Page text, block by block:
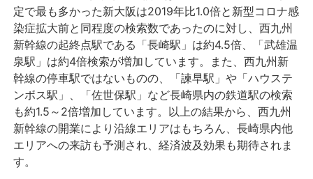
定で最も多かった新大阪は2019年比1.0倍と新型コロナ感
染症拡大前と同程度の検索数であったのに対し、西九州
新幹線の起終点駅である「長崎駅」は約4.5倍、「武雄温
泉駅」は約4倍検索が増加しています。また、西九州新
幹線の停車駅ではないものの、「諫早駅」や「ハウステ
ンボス駅」、「佐世保駅」など長崎県内の鉄道駅の検索
も約1.5～2倍増加しています。以上の結果から、西九州
新幹線の開業により沿線エリアはもちろん、長崎県内他
エリアへの来訪も予測され、経済波及効果も期待されま
す。